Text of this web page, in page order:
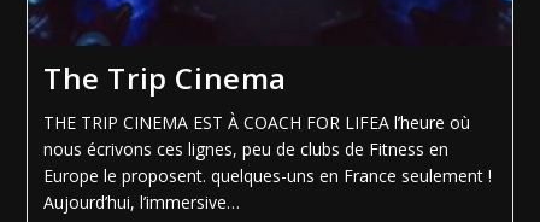
The Trip Cinema
THE TRIP CINEMA EST À COACH FOR LIFEA l’heure où
nous écrivons ces lignes, peu de clubs de Fitness en
Europe le proposent. quelques-uns en France seulement !
Aujourd’hui, l’immersive…